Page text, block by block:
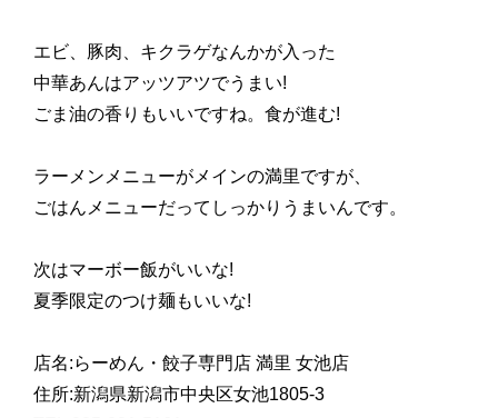
エビ、豚肉、キクラゲなんかが入った
中華あんはアッツアツでうまい!
ごま油の香りもいいですね。食が進む!
ラーメンメニューがメインの満里ですが、
ごはんメニューだってしっかりうまいんです。
次はマーボー飯がいいな!
夏季限定のつけ麺もいいな!
店名:らーめん・餃子専門店 満里 女池店
住所:新潟県新潟市中央区女池1805-3